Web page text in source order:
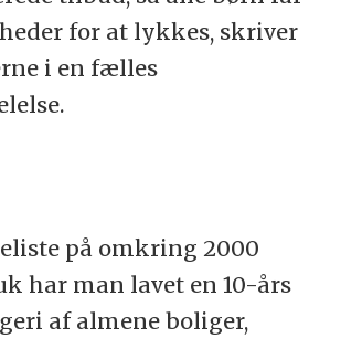
for at lykkes, skriver
i en fælles
på omkring 2000
har man lavet en 10-års
af almene boliger,